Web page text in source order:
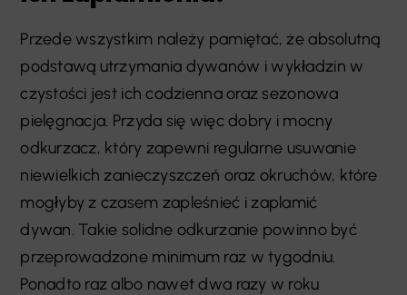
Przede wszystkim należy pamiętać, że absolutną
podstawą utrzymania dywanów i wykładzin w
czystości jest ich codzienna oraz sezonowa
pielęgnacja. Przyda się więc dobry i mocny
odkurzacz, który zapewni regularne usuwanie
niewielkich zanieczyszczeń oraz okruchów, które
mogłyby z czasem zapleśnieć i zaplamić
dywan. Takie solidne odkurzanie powinno być
przeprowadzone minimum raz w tygodniu.
Ponadto raz albo nawet dwa razy w roku